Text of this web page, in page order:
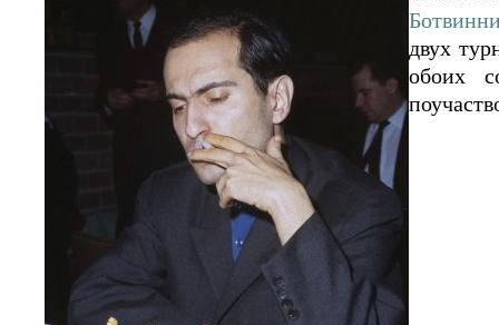
двух
обоих